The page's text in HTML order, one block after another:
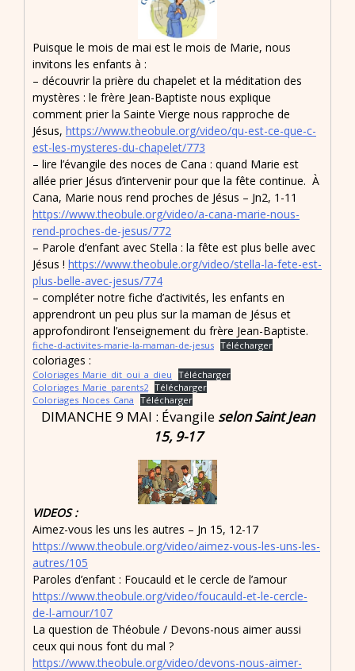
Puisque le mois de mai est le mois de Marie, nous
invitons les enfants à :
– découvrir la prière du chapelet et la méditation des
mystères : le frère Jean-Baptiste nous explique
comment prier la Sainte Vierge nous rapproche de
Jésus, https://www.theobule.org/video/qu-est-ce-que-c-
est-les-mysteres-du-chapelet/773
– lire l’évangile des noces de Cana : quand Marie est
allée prier Jésus d’intervenir pour que la fête continue. À
Cana, Marie nous rend proches de Jésus – Jn2, 1-11
https://www.theobule.org/video/a-cana-marie-nous-
rend-proches-de-jesus/772
– Parole d’enfant avec Stella : la fête est plus belle avec
Jésus ! https://www.theobule.org/video/stella-la-fete-est-
plus-belle-avec-jesus/774
– compléter notre fiche d’activités, les enfants en
apprendront un peu plus sur la maman de Jésus et
approfondiront l’enseignement du frère Jean-Baptiste.
fiche-d-activites-marie-la-maman-de-jesus Télécharger
coloriages :
Coloriages_Marie_dit_oui_a_dieu
Télécharger
Coloriages_Marie_parents2 Télécharger
Coloriages_Noces_Cana
Télécharger
DIMANCHE 9 MAI : Évangileselon Saint Jean
15, 9-17
VIDEOS :
Aimez-vous les uns les autres – Jn 15, 12-17
https://www.theobule.org/video/aimez-vous-les-uns-les-
autres/105
Paroles d’enfant : Foucauld et le cercle de l’amour
https://www.theobule.org/video/foucauld-et-le-cercle-
de-l-amour/107
La question de Théobule / Devons-nous aimer aussi
ceux qui nous font du mal ?
https://www.theobule.org/video/devons-nous-aimer-